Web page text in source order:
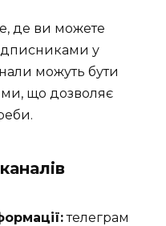
де ви можете
у
можуть бути
що дозволяє
телеграм